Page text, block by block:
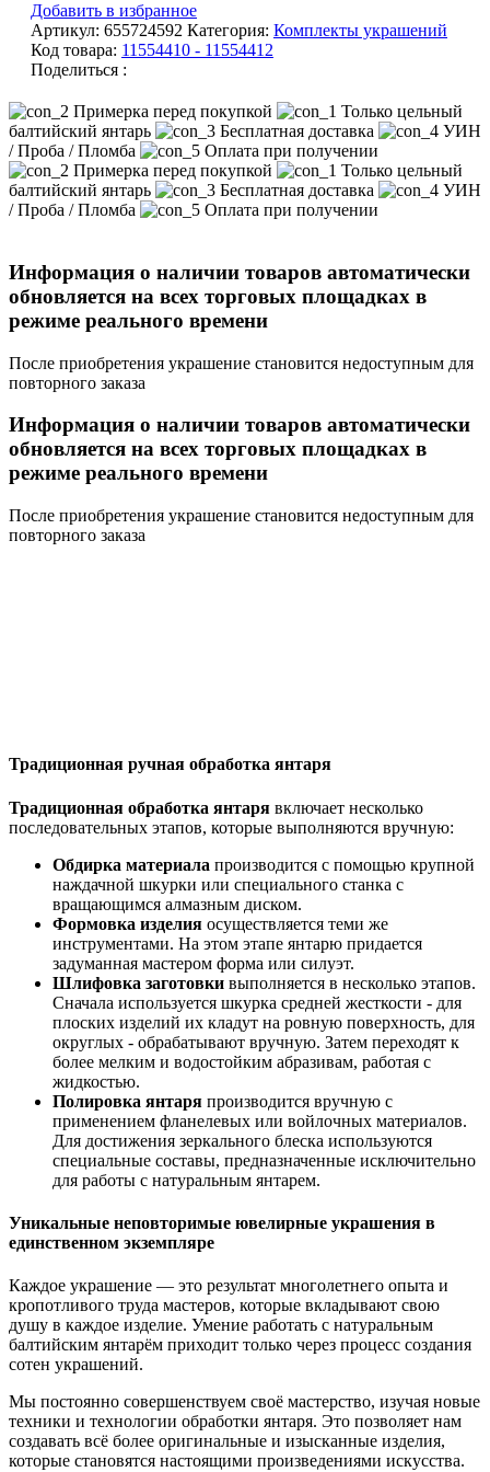
Добавить в избранное
Артикул: 655724592 Категория: Комплекты украшений
Код товара: 11554410 - 11554412
Поделиться :
Примерка перед покупкой
Только цельный
балтийский янтарь
Бесплатная доставка
УИН
/ Проба / Пломба
Оплата при получении
Примерка перед покупкой
Только цельный
балтийский янтарь
Бесплатная доставка
УИН
/ Проба / Пломба
Оплата при получении
Информация о наличии товаров автоматически
обновляется на всех торговых площадках в
режиме реального времени
После приобретения украшение становится недоступным для
повторного заказа
Информация о наличии товаров автоматически
обновляется на всех торговых площадках в
режиме реального времени
После приобретения украшение становится недоступным для
повторного заказа
Традиционная ручная обработка янтаря
Традиционная обработка янтаря включает несколько
последовательных этапов, которые выполняются вручную:
Обдирка материала производится с помощью крупной
наждачной шкурки или специального станка с
вращающимся алмазным диском.
Формовка изделия осуществляется теми же
инструментами. На этом этапе янтарю придается
задуманная мастером форма или силуэт.
Шлифовка заготовки выполняется в несколько этапов.
Сначала используется шкурка средней жесткости - для
плоских изделий их кладут на ровную поверхность, для
округлых - обрабатывают вручную. Затем переходят к
более мелким и водостойким абразивам, работая с
жидкостью.
Полировка янтаря производится вручную с
применением фланелевых или войлочных материалов.
Для достижения зеркального блеска используются
специальные составы, предназначенные исключительно
для работы с натуральным янтарем.
Уникальные неповторимые ювелирные украшения в
единственном экземпляре
Каждое украшение — это результат многолетнего опыта и
кропотливого труда мастеров, которые вкладывают свою
душу в каждое изделие. Умение работать с натуральным
балтийским янтарём приходит только через процесс создания
сотен украшений.
Мы постоянно совершенствуем своё мастерство, изучая новые
техники и технологии обработки янтаря. Это позволяет нам
создавать всё более оригинальные и изысканные изделия,
которые становятся настоящими произведениями искусства.